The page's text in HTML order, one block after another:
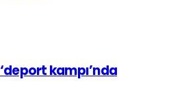
kampı’nda